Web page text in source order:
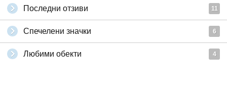
Последни отзиви 11
Спечелени значки 6
Любими обекти 4